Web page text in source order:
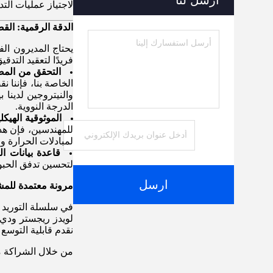
ارسل
لاجتياز عمليات
الدقة الرقمية:
يحتاج المديرون
فريدًا لتعقيد
التحقق من
الخاصة بنا،
والنيتروجين
الدرجة النووية.
الموثوقية
لمبادلات
قاعدة بيانات
لتحسين تدفق
مرونة معتمدة
في سلسلة التوريد
نقدم قابلية
من خلال الشراكة